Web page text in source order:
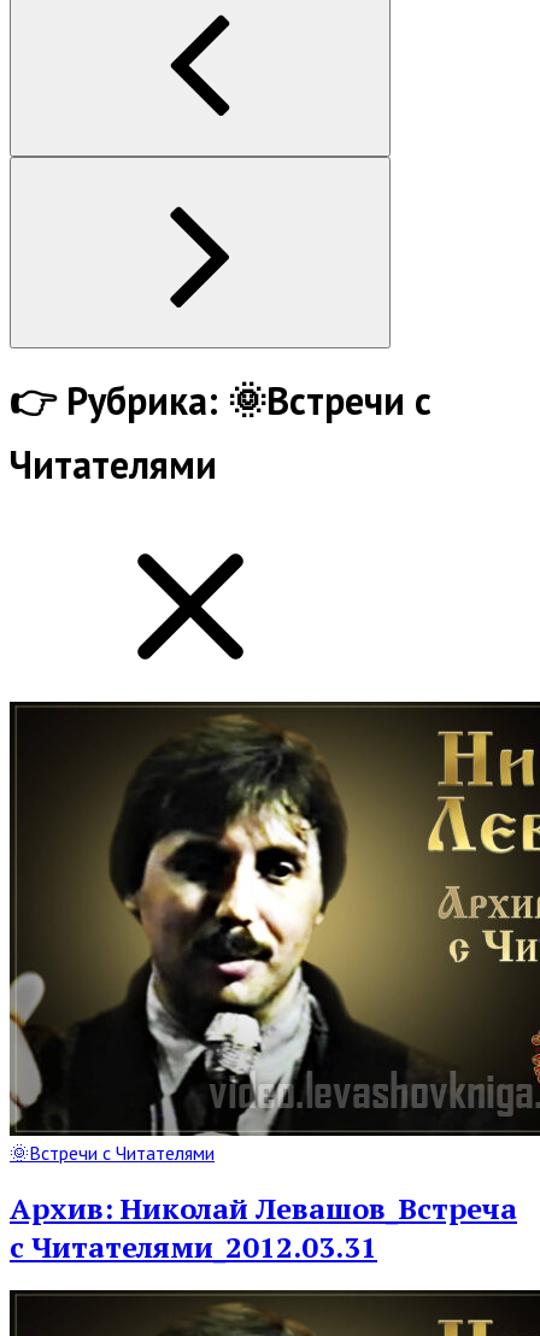
👉 Рубрика: 🌞Встречи с
Читателями
Read
Post
🌞Встречи с Читателями
Архив: Николай Левашов_Встреча
с Читателями_2012.03.31